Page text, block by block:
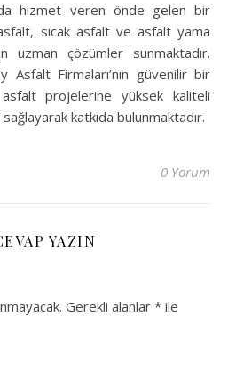
hizmet veren önde gelen bir
sıcak asfalt ve asfalt yama
uzman çözümler sunmaktadır.
Firmaları’nın güvenilir bir
asfalt projelerine yüksek kaliteli
katkıda bulunmaktadır.
0 Yorum
YAZIN
Gerekli alanlar * ile